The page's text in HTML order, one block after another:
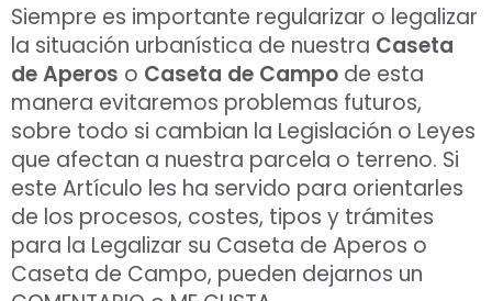
Siempre es importante regularizar o legalizar
la situación urbanística de nuestra Caseta
de Aperos o Caseta de Campo de esta
manera evitaremos problemas futuros,
sobre todo si cambian la Legislación o Leyes
que afectan a nuestra parcela o terreno. Si
este Artículo les ha servido para orientarles
de los procesos, costes, tipos y trámites
para la Legalizar su Caseta de Aperos o
Caseta de Campo, pueden dejarnos un